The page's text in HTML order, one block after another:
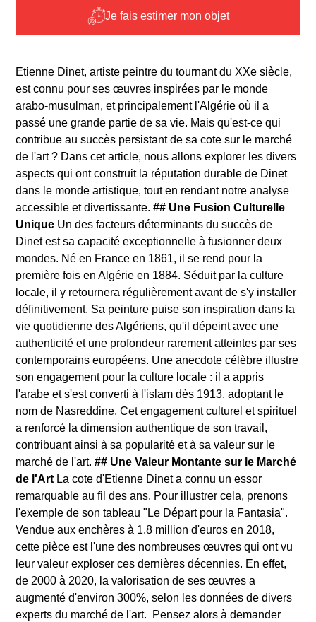
Je fais estimer mon objet
Etienne Dinet, artiste peintre du tournant du XXe siècle,
est connu pour ses œuvres inspirées par le monde
arabo-musulman, et principalement l'Algérie où il a
passé une grande partie de sa vie. Mais qu'est-ce qui
contribue au succès persistant de sa cote sur le marché
de l'art ? Dans cet article, nous allons explorer les divers
aspects qui ont construit la réputation durable de Dinet
dans le monde artistique, tout en rendant notre analyse
accessible et divertissante.## Une Fusion Culturelle
Unique Un des facteurs déterminants du succès de
Dinet est sa capacité exceptionnelle à fusionner deux
mondes. Né en France en 1861, il se rend pour la
première fois en Algérie en 1884. Séduit par la culture
locale, il y retournera régulièrement avant de s'y installer
définitivement. Sa peinture puise son inspiration dans la
vie quotidienne des Algériens, qu'il dépeint avec une
authenticité et une profondeur rarement atteintes par ses
contemporains européens. Une anecdote célèbre illustre
son engagement pour la culture locale : il a appris
l'arabe et s'est converti à l'islam dès 1913, adoptant le
nom de Nasreddine. Cet engagement culturel et spirituel
a renforcé la dimension authentique de son travail,
contribuant ainsi à sa popularité et à sa valeur sur le
marché de l'art.## Une Valeur Montante sur le Marché
de l'Art La cote d'Etienne Dinet a connu un essor
remarquable au fil des ans. Pour illustrer cela, prenons
l'exemple de son tableau "Le Départ pour la Fantasia".
Vendue aux enchères à 1.8 million d'euros en 2018,
cette pièce est l'une des nombreuses œuvres qui ont vu
leur valeur exploser ces dernières décennies. En effet,
de 2000 à 2020, la valorisation de ses œuvres a
augmenté d'environ 300%, selon les données de divers
experts du marché de l'art. Pensez alors à demander